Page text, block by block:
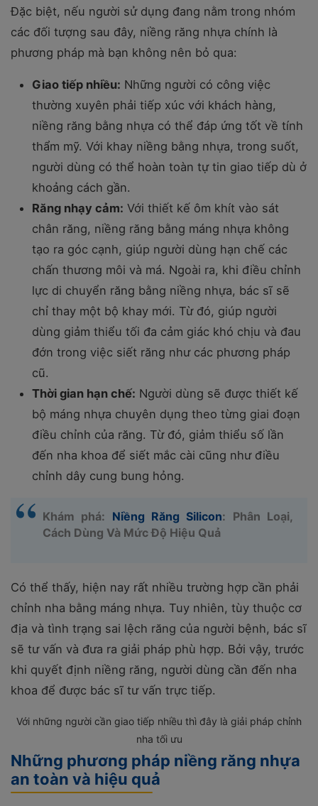
Đặc biệt, nếu người sử dụng đang nằm trong nhóm
các đối tượng sau đây, niềng răng nhựa chính là
phương pháp mà bạn không nên bỏ qua:
Giao tiếp nhiều: Những người có công việc
thường xuyên phải tiếp xúc với khách hàng,
niềng răng bằng nhựa có thể đáp ứng tốt về tính
thẩm mỹ. Với khay niềng bằng nhựa, trong suốt,
người dùng có thể hoàn toàn tự tin giao tiếp dù ở
khoảng cách gần.
Răng nhạy cảm: Với thiết kế ôm khít vào sát
chân răng, niềng răng bằng máng nhựa không
tạo ra góc cạnh, giúp người dùng hạn chế các
chấn thương môi và má. Ngoài ra, khi điều chỉnh
lực di chuyển răng bằng niềng nhựa, bác sĩ sẽ
chỉ thay một bộ khay mới. Từ đó, giúp người
dùng giảm thiểu tối đa cảm giác khó chịu và đau
đớn trong việc siết răng như các phương pháp
cũ.
Thời gian hạn chế: Người dùng sẽ được thiết kế
bộ máng nhựa chuyên dụng theo từng giai đoạn
điều chỉnh của răng. Từ đó, giảm thiểu số lần
đến nha khoa để siết mắc cài cũng như điều
chỉnh dây cung bung hỏng.
Khám phá: Niềng Răng Silicon: Phân Loại,
Cách Dùng Và Mức Độ Hiệu Quả
Có thể thấy, hiện nay rất nhiều trường hợp cần phải
chỉnh nha bằng máng nhựa. Tuy nhiên, tùy thuộc cơ
địa và tình trạng sai lệch răng của người bệnh, bác sĩ
sẽ tư vấn và đưa ra giải pháp phù hợp. Bởi vậy, trước
khi quyết định niềng răng, người dùng cần đến nha
khoa để được bác sĩ tư vấn trực tiếp.
Với những người cần giao tiếp nhiều thì đây là giải pháp chỉnh
nha tối ưu
Những phương pháp niềng răng nhựa
an toàn và hiệu quả